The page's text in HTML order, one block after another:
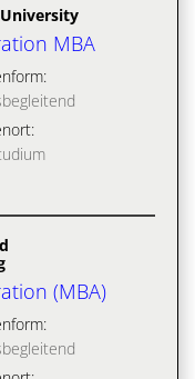
MBA
(MBA)